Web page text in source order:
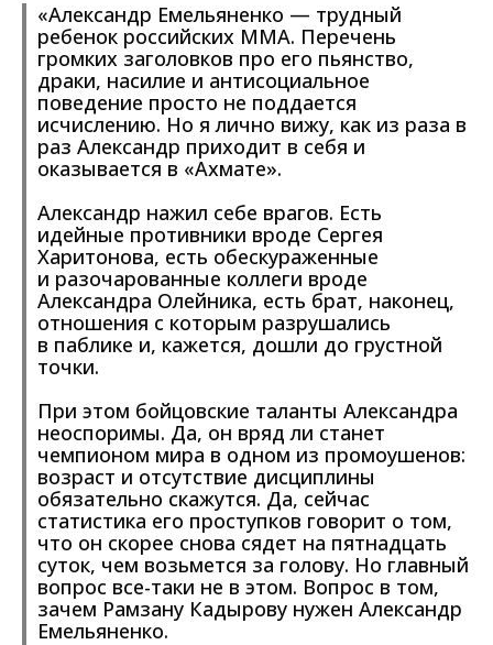
«Александр Емельяненко — трудный
ребенок российских MMA. Перечень
громких заголовков про его пьянство,
драки, насилие и антисоциальное
поведение просто не поддается
исчислению. Но я лично вижу, как из раза в
раз Александр приходит в себя и
оказывается в «Ахмате».
Александр нажил себе врагов. Есть
идейные противники вроде Сергея
Харитонова, есть обескураженные
и разочарованные коллеги вроде
Александра Олейника, есть брат, наконец,
отношения с которым разрушались
в паблике и, кажется, дошли до грустной
точки.
При этом бойцовские таланты Александра
неоспоримы. Да, он вряд ли станет
чемпионом мира в одном из промоушенов:
возраст и отсутствие дисциплины
обязательно скажутся. Да, сейчас
статистика его проступков говорит о том,
что он скорее снова сядет на пятнадцать
суток, чем возьмется за голову. Но главный
вопрос все-таки не в этом. Вопрос в том,
зачем Рамзану Кадырову нужен Александр
Емельяненко.